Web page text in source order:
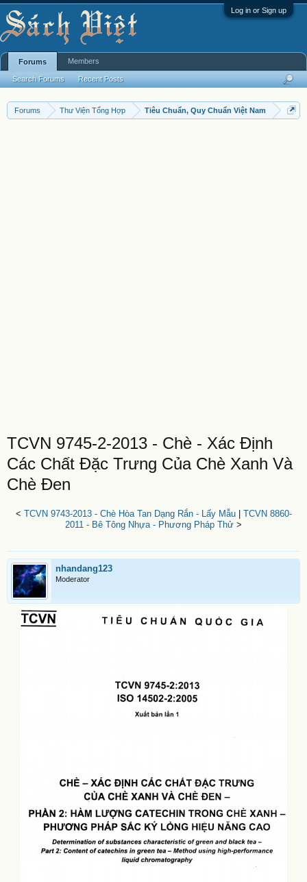
Log in or Sign up
Forums Thư Viện Tổng Hợp Tiêu Chuẩn, Quy Chuẩn Việt Nam
TCVN 9745-2-2013 - Chè - Xác Định
Các Chất Đặc Trưng Của Chè Xanh Và
Chè Đen
< TCVN 9743-2013 - Chè Hòa Tan Dạng Rắn - Lấy Mẫu| TCVN 8860-
2011 - Bê Tông Nhựa - Phương Pháp Thử >
nhandang123
Moderator
Forums
Search Forums Recent Posts
Members